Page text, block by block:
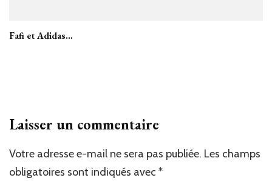
Fafi et Adidas…
Laisser un commentaire
Votre adresse e-mail ne sera pas publiée. Les champs
obligatoires sont indiqués avec *